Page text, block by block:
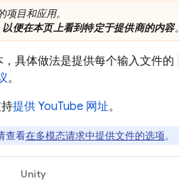
目和应用。
便在本页上看到特定于提供商的内容。
具体做法是提供每个输入文件的
。
提供 YouTube 网址。
查看在多模态请求中提供文件的选项。
Unity